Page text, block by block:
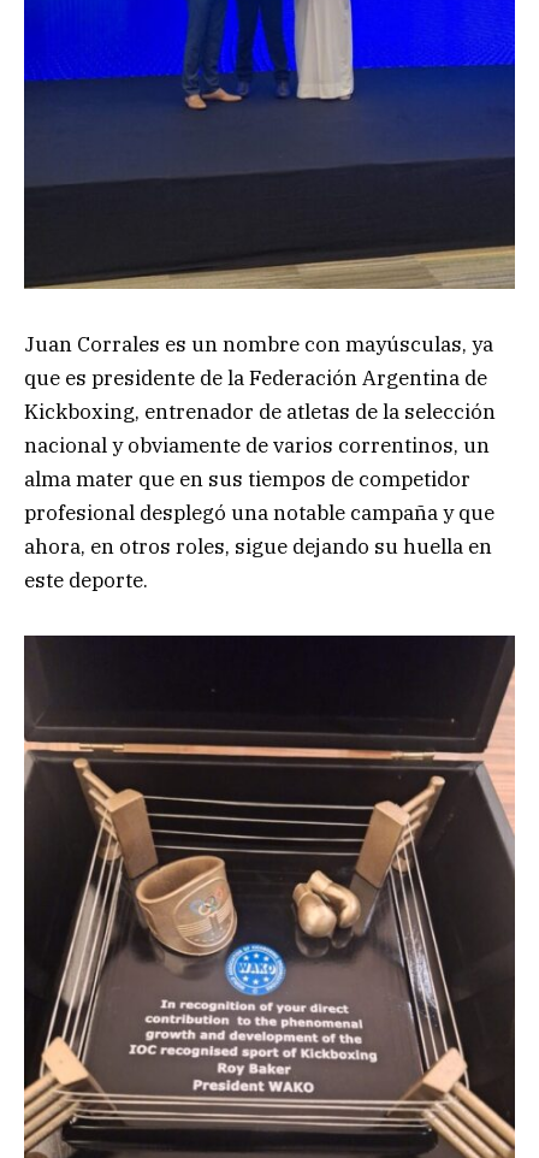
Juan Corrales es un nombre con mayúsculas, ya
que es presidente de la Federación Argentina de
Kickboxing, entrenador de atletas de la selección
nacional y obviamente de varios correntinos, un
alma mater que en sus tiempos de competidor
profesional desplegó una notable campaña y que
ahora, en otros roles, sigue dejando su huella en
este deporte.